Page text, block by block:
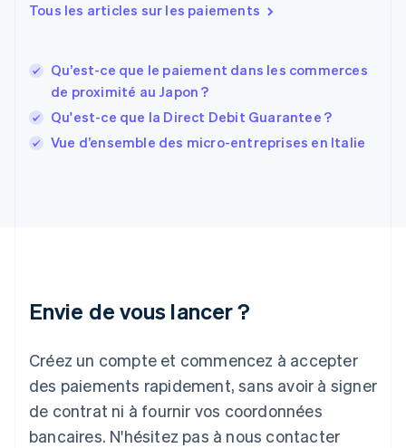
Tous les articles sur les paiements
Qu’est-ce que le paiement dans les commerces
de proximité au Japon ?
Qu'est-ce que la Direct Debit Guarantee ?
Vue d’ensemble des micro-entreprises en Italie
Envie de vous lancer ?
Créez un compte et commencez à accepter
des paiements rapidement, sans avoir à signer
de contrat ni à fournir vos coordonnées
bancaires. N'hésitez pas à nous contacter
EnglishEspañol简体中文
France
Français English
Gibraltar
English
Grèce
Japon
Lettonie
English
Liechtenstein
DeutschEnglish
Lituanie